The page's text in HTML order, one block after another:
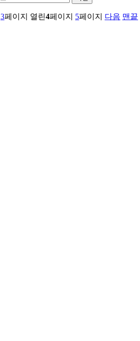
3페이지 열린4페이지 5페이지 다음 맨끝